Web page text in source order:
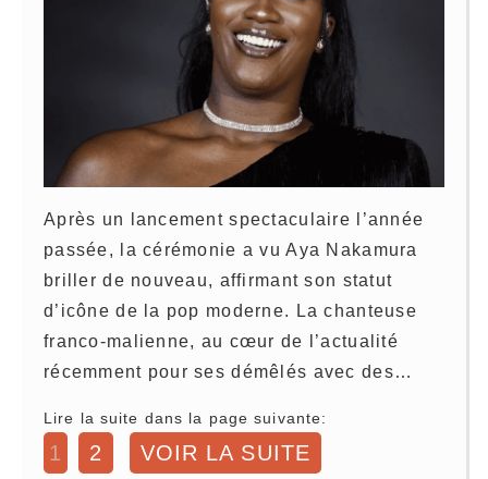
Après un lancement spectaculaire l’année
passée, la cérémonie a vu Aya Nakamura
briller de nouveau, affirmant son statut
d’icône de la pop moderne. La chanteuse
franco-malienne, au cœur de l’actualité
récemment pour ses démêlés avec des…
Lire la suite dans la page suivante:
1 2 VOIR LA SUITE